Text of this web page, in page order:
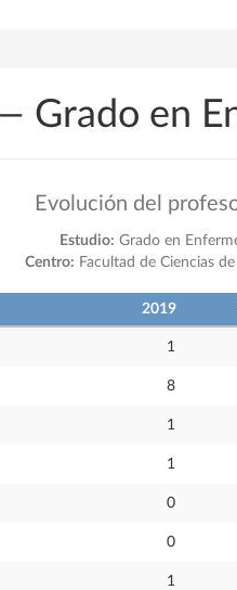
Grado en
Evolución del
Estudio: Grado en
Centro: Facultad de Ciencias de
2019
1
8
1
1
0
0
1